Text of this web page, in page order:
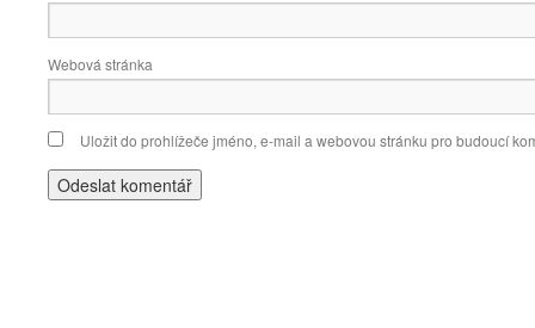
Webová stránka
Uložit do prohlížeče jméno, e-mail a webovou stránku pro budoucí